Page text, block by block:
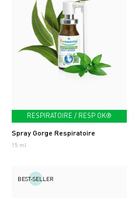
RESPIRATOIRE / RESP OK®
Spray Gorge Respiratoire
15 ml
BEST-SELLER